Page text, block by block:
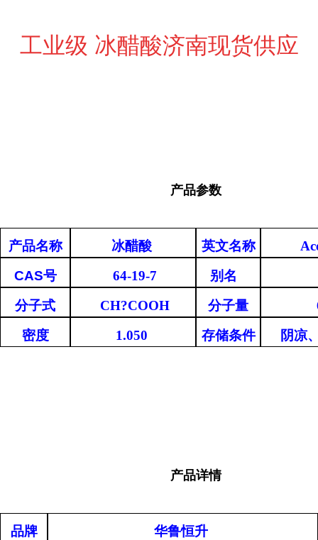
工业级 冰醋酸济南现货供应
产品参数
产品名称 冰醋酸 英文名称
CAS号 64-19-7
别名
分子式
CH?COOH 分子量
密度
1.050 存储条件 阴凉
产品详情
品牌
华鲁恒升